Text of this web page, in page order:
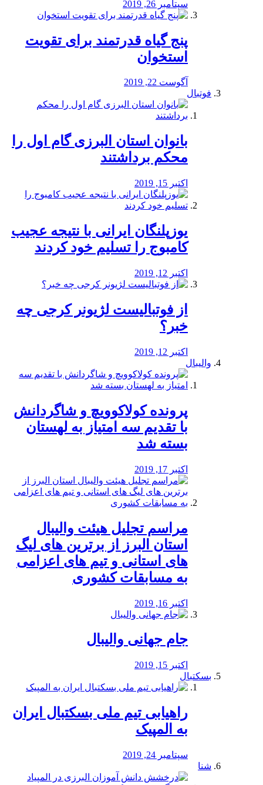
سپتامبر 26, 2019
پنج گیاه قدرتمند برای تقویت
استخوان
آگوست 22, 2019
فوتبال
بانوان استان البرزی گام اول را
محكم برداشتند
اکتبر 15, 2019
یوزپلنگان ایرانی با نتیجه عجیب
کامبوج را تسلیم خود کردند
اکتبر 12, 2019
از فوتبالیست لژیونر کرجی چه
خبر؟
اکتبر 12, 2019
والیبال
پرونده کولاکوویچ و شاگردانش
با تقدیم سه امتیاز به لهستان
بسته شد
اکتبر 17, 2019
مراسم تجلیل هیئت والیبال
استان البرز از برترین های لیگ
های استانی و تیم های اعزامی
به مسابقات کشوری
اکتبر 16, 2019
جام جهانی والیبال
اکتبر 15, 2019
بسکتبال
راهیابی تیم ملی بسکتبال ایران
به المپیک
سپتامبر 24, 2019
شنا